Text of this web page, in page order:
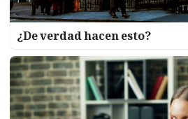
¿De verdad hacen esto?